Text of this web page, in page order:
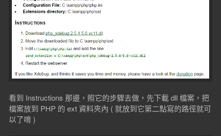
看到 Instructions 那邊，照它的步驟去做，先下載 dll 檔案，把
檔案放到 PHP 的 ext 資料夾內 ( 就放到它第二點寫的路徑就可
以了唷 )